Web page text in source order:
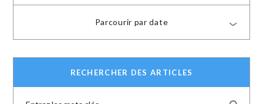
Parcourir par date
RECHERCHER DES ARTICLES